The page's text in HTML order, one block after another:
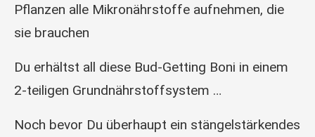
Pflanzen alle Mikronährstoffe aufnehmen, die
sie brauchen
Du erhältst all diese Bud-Getting Boni in einem
2-teiligen Grundnährstoffsystem …
Noch bevor Du überhaupt ein stängelstärkendes